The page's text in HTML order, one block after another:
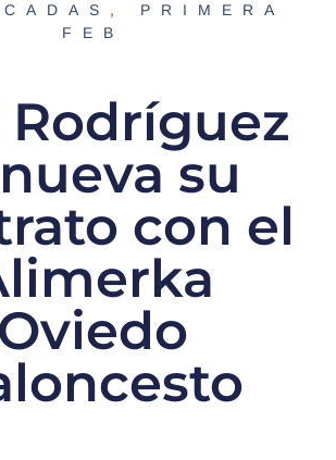
, PRIMERA
FEB
Rodríguez
su
con el
Oviedo